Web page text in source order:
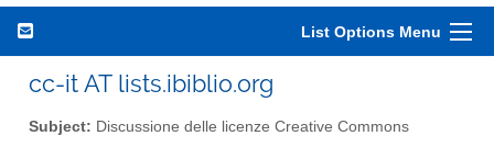
List Options Menu
cc-it AT lists.ibiblio.org
Subject: Discussione delle licenze Creative Commons